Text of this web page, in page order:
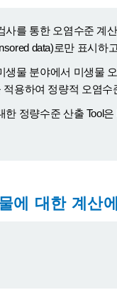
사를 통한 오염수준 계
data)로만 표시
생물 분야에서 미생물
적용하여 정량적 오염
한 정량수준 산출 Tool
에 대한 계산